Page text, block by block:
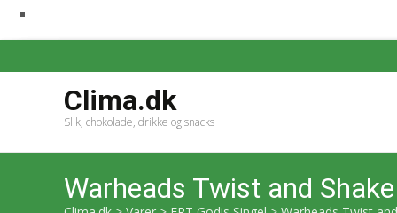
Clima.dk
Slik, chokolade, drikke og snacks
Warheads Twist and